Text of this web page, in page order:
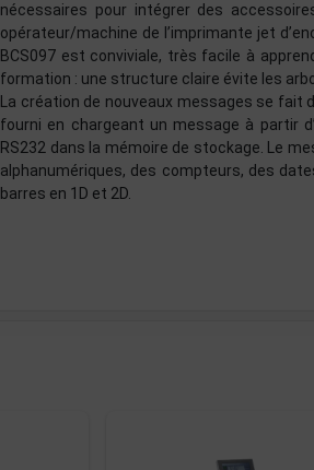
nécessaires pour intégrer des
opérateur/machine de l’imprimante jet
BCS097 est conviviale, très facile à
formation : une structure claire évite les
La création de nouveaux messages se fait
fourni en chargeant un message à partir
RS232 dans la mémoire de stockage. Le
alphanumériques, des compteurs, des
barres en 1D et 2D.